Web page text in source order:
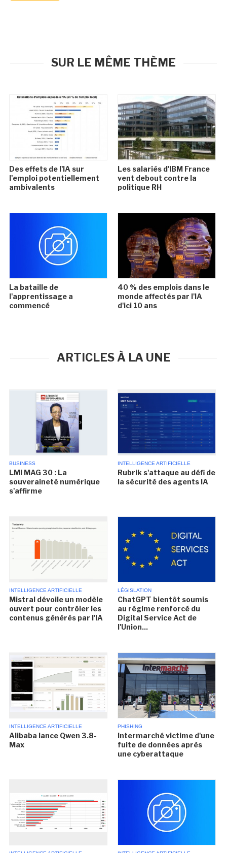
SUR LE MÊME THÈME
Des effets de l'IA sur
l'emploi potentiellement
ambivalents
Les salariés d'IBM France
vent debout contre la
politique RH
La bataille de
l'apprentissage a
commencé
40 % des emplois dans le
monde affectés par l'IA
d'ici 10 ans
ARTICLES À LA UNE
BUSINESS
LMI MAG 30 : La
souveraineté numérique
s'affirme
INTELLIGENCE ARTIFICIELLE
Rubrik s'attaque au défi de
la sécurité des agents IA
INTELLIGENCE ARTIFICIELLE
Mistral dévoile un modèle
ouvert pour contrôler les
contenus générés par l'IA
LÉGISLATION
ChatGPT bientôt soumis
au régime renforcé du
Digital Service Act de
l'Union...
INTELLIGENCE ARTIFICIELLE
Alibaba lance Qwen 3.8-
Max
PHISHING
Intermarché victime d'une
fuite de données après
une cyberattaque